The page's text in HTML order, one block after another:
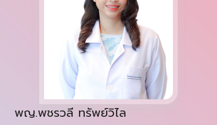
พญ.พชรวลี ทรัพย์วิไล